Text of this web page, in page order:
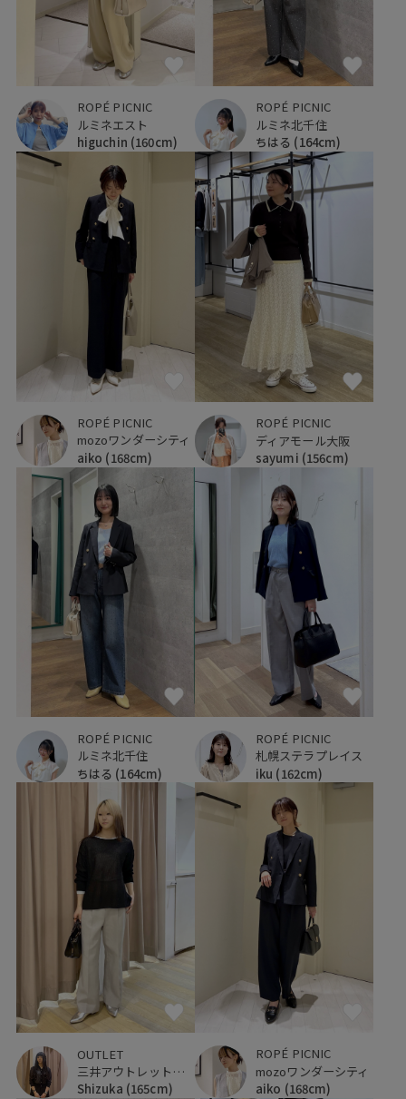
ROPÉ PICNIC
ルミネエスト
higuchin (160cm)
ROPÉ PICNIC
ルミネ北千住
ちはる (164cm)
ROPÉ PICNIC
mozoワンダーシティ
aiko (168cm)
ROPÉ PICNIC
ディアモール大阪
sayumi (156cm)
ROPÉ PICNIC
ルミネ北千住
ちはる (164cm)
ROPÉ PICNIC
札幌ステラプレイス
iku (162cm)
OUTLET
三井アウトレットパーク 仙台港
Shizuka (165cm)
ROPÉ PICNIC
mozoワンダーシティ
aiko (168cm)